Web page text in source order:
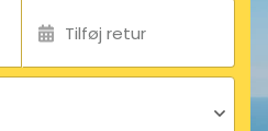
Tilføj retur